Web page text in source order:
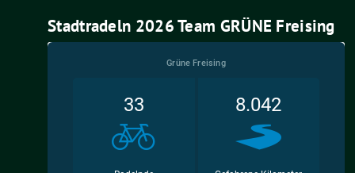
Stadtradeln 2026 Team GRÜNE Freising